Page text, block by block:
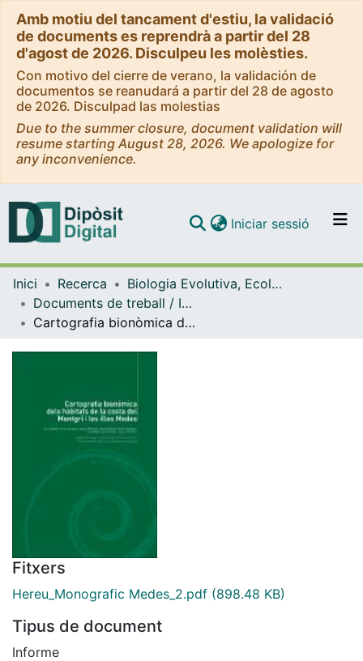
Amb motiu del tancament d'estiu, la validació
de documents es reprendrà a partir del 28
d'agost de 2026. Disculpeu les molèsties.
Con motivo del cierre de verano, la validación de
documentos se reanudará a partir del 28 de agosto
de 2026. Disculpad las molestias
Due to the summer closure, document validation will
resume starting August 28, 2026. We apologize for
any inconvenience.
Navega per tot el DD
Com publicar
Iniciar sessió (current)
Inici Recerca
Biologia Evolutiva, Ecologia i Ciències Ambientals
Documents de treball / Informes (Biologia Evolutiva, Ecologia i Ciències Ambientals)
Cartografia bionòmica dels hàbitats de la costa del Montgrí i les illes Medes
Fitxers
Hereu_Monografic Medes_2.pdf (898.48 KB)
Tipus de document
Informe